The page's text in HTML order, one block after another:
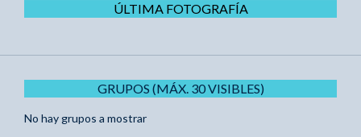
ÚLTIMA FOTOGRAFÍA
GRUPOS (MÁX. 30 VISIBLES)
No hay grupos a mostrar